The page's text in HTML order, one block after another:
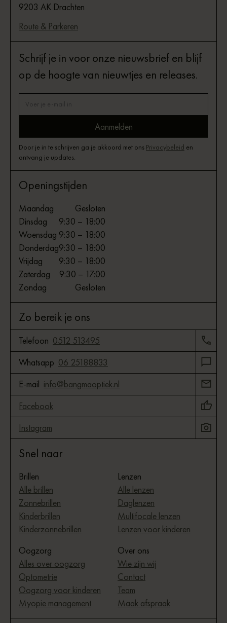
9203 AK Drachten
Route & Parkeren
Schrijf je in voor onze nieuwsbrief en blijf
op de hoogte van nieuwtjes en releases.
Door je in te schrijven ga je akkoord met ons Privacybeleid en
ontvang je updates.
Openingstijden
Maandag
Gesloten
Dinsdag
9:30 – 18:00
Woensdag 9:30 – 18:00
Donderdag9:30 – 18:00
Vrijdag
9:30 – 18:00
Zaterdag
9:30 – 17:00
Zondag
Gesloten
Zo bereik je ons
Telefoon 0512 513495
Whatsapp 06 25188833
E-mail info@bangmaoptiek.nl
Facebook
Instagram
Snel naar
Brillen
Alle brillen
Zonnebrillen
Kinderbrillen
Kinderzonnebrillen
Lenzen
Alle lenzen
Daglenzen
Multifocale lenzen
Lenzen voor kinderen
Oogzorg
Alles over oogzorg
Optometrie
Oogzorg voor kinderen
Myopie management
Over ons
Wie zijn wij
Contact
Team
Maak afspraak